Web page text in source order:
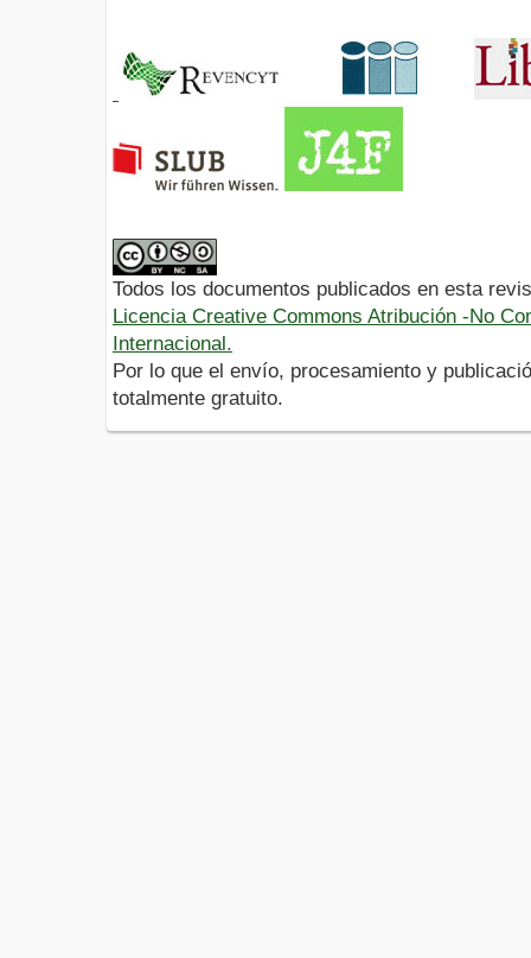
Todos los documentos publicados en esta
Licencia Creative Commons Atribución -No
Internacional.
Por lo que el envío, procesamiento y
totalmente gratuito.